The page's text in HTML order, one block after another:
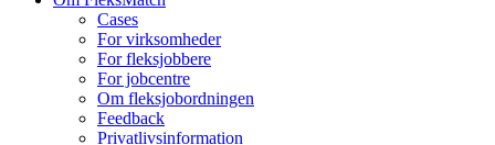
Cases
For virksomheder
For fleksjobbere
For jobcentre
Om fleksjobordningen
Feedback
Privatlivsinformation